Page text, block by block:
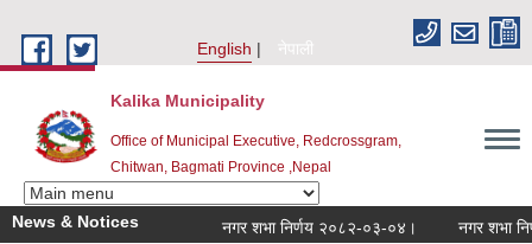
English
नेपाली
Kalika Municipality
Office of Municipal Executive, Redcrossgram,
Chitwan, Bagmati Province ,Nepal
News & Notices नगर शभा निर्णय २०८२-०३-०४। नगर शभा